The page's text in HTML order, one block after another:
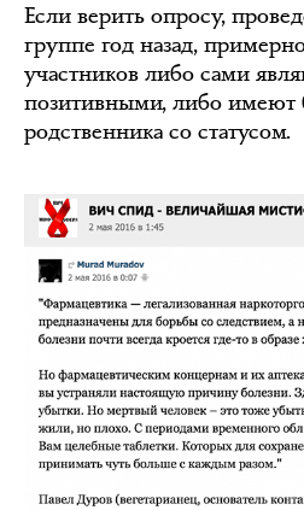
Если верить опросу,
группе год назад,
участников либо сами
позитивными, либо имеют
родственника со статусом.